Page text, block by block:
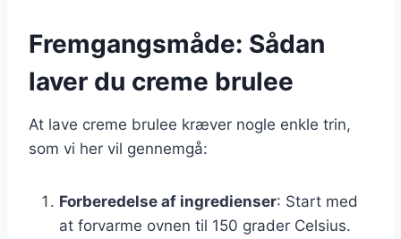
Fremgangsmåde: Sådan
laver du creme brulee
At lave creme brulee kræver nogle enkle trin,
som vi her vil gennemgå:
Forberedelse af ingredienser: Start med
at forvarme ovnen til 150 grader Celsius.